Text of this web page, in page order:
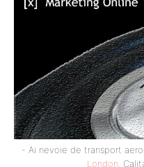
- Ai nevoie de transport
London .